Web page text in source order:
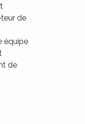
de
équipe
de